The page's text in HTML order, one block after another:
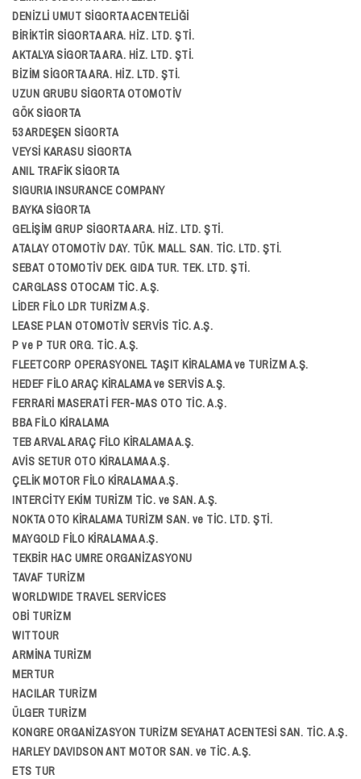
DENİZLİ UMUT SİGORTA ACENTELİĞİ
BİRİKTİR SİGORTA ARA. HİZ. LTD. ŞTİ.
AKTALYA SİGORTA ARA. HİZ. LTD. ŞTİ.
BİZİM SİGORTA ARA. HİZ. LTD. ŞTİ.
UZUN GRUBU SİGORTA OTOMOTİV
GÖK SİGORTA
53 ARDEŞEN SİGORTA
VEYSİ KARASU SİGORTA
ANIL TRAFİK SİGORTA
SIGURIA INSURANCE COMPANY
BAYKA SİGORTA
GELİŞİM GRUP SİGORTA ARA. HİZ. LTD. ŞTİ.
ATALAY OTOMOTİV DAY. TÜK. MALL. SAN. TİC. LTD. ŞTİ.
SEBAT OTOMOTİV DEK. GIDA TUR. TEK. LTD. ŞTİ.
CARGLASS OTOCAM TİC. A.Ş.
LİDER FİLO LDR TURİZM A.Ş.
LEASE PLAN OTOMOTİV SERVİS TİC. A.Ş.
P ve P TUR ORG. TİC. A.Ş.
FLEETCORP OPERASYONEL TAŞIT KİRALAMA ve TURİZM A.Ş.
HEDEF FİLO ARAÇ KİRALAMA ve SERVİS A.Ş.
FERRARİ MASERATİ FER-MAS OTO TİC. A.Ş.
BBA FİLO KİRALAMA
TEB ARVAL ARAÇ FİLO KİRALAMA A.Ş.
AVİS SETUR OTO KİRALAMA A.Ş.
ÇELİK MOTOR FİLO KİRALAMA A.Ş.
INTERCİTY EKİM TURİZM TİC. ve SAN. A.Ş.
NOKTA OTO KİRALAMA TURİZM SAN. ve TİC. LTD. ŞTİ.
MAYGOLD FİLO KİRALAMA A.Ş.
TEKBİR HAC UMRE ORGANİZASYONU
TAVAF TURİZM
WORLDWIDE TRAVEL SERVİCES
OBİ TURİZM
WITTOUR
ARMİNA TURİZM
MERTUR
HACILAR TURİZM
ÜLGER TURİZM
KONGRE ORGANİZASYON TURİZM SEYAHAT ACENTESİ SAN. TİC. A.Ş.
HARLEY DAVIDSON ANT MOTOR SAN. ve TİC. A.Ş.
ETS TUR